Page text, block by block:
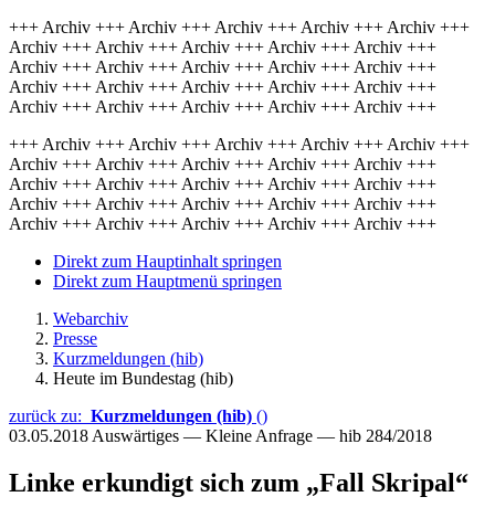
+++ Archiv +++ Archiv +++ Archiv +++ Archiv +++ Archiv +++
Archiv +++ Archiv +++ Archiv +++ Archiv +++ Archiv +++
Archiv +++ Archiv +++ Archiv +++ Archiv +++ Archiv +++
Archiv +++ Archiv +++ Archiv +++ Archiv +++ Archiv +++
Archiv +++ Archiv +++ Archiv +++ Archiv +++ Archiv +++
+++ Archiv +++ Archiv +++ Archiv +++ Archiv +++ Archiv +++
Archiv +++ Archiv +++ Archiv +++ Archiv +++ Archiv +++
Archiv +++ Archiv +++ Archiv +++ Archiv +++ Archiv +++
Archiv +++ Archiv +++ Archiv +++ Archiv +++ Archiv +++
Archiv +++ Archiv +++ Archiv +++ Archiv +++ Archiv +++
Direkt zum Hauptinhalt springen
Direkt zum Hauptmenü springen
Webarchiv
Presse
Kurzmeldungen (hib)
Heute im Bundestag (hib)
zurück zu: Kurzmeldungen (hib) ()
03.05.2018 Auswärtiges — Kleine Anfrage — hib 284/2018
Linke erkundigt sich zum „Fall Skripal“